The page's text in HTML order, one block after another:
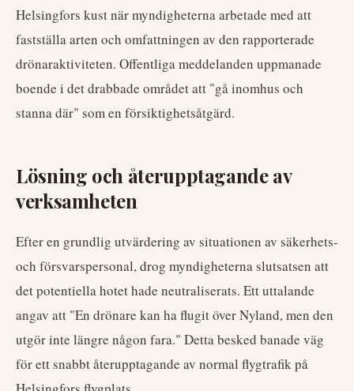
Helsingfors kust när myndigheterna arbetade med att
fastställa arten och omfattningen av den rapporterade
drönaraktiviteten. Offentliga meddelanden uppmanade
boende i det drabbade området att "gå inomhus och
stanna där" som en försiktighetsåtgärd.
Lösning och återupptagande av
verksamheten
Efter en grundlig utvärdering av situationen av säkerhets-
och försvarspersonal, drog myndigheterna slutsatsen att
det potentiella hotet hade neutraliserats. Ett uttalande
angav att "En drönare kan ha flugit över Nyland, men den
utgör inte längre någon fara." Detta besked banade väg
för ett snabbt återupptagande av normal flygtrafik på